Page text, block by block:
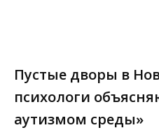
Пустые дворы в
психологи
аутизмом среды»